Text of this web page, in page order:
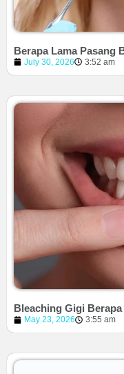
Berapa Lama Pasang
July 30, 2026 3:52 am
Bleaching Gigi
May 23, 2026 3:55 am